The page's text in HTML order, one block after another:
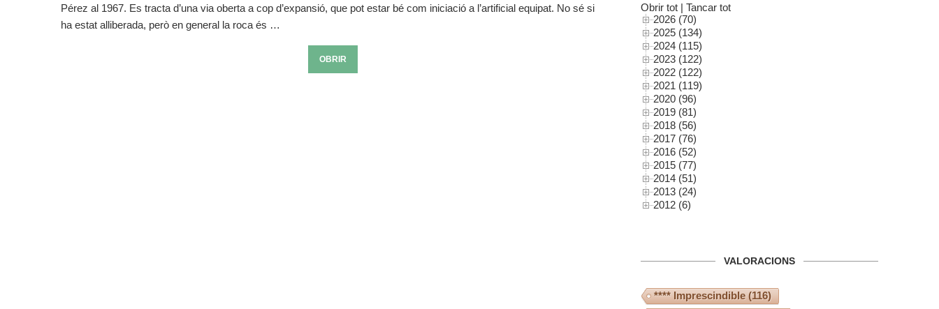
Pérez al 1967. Es tracta d’una via oberta a cop d’expansió, que pot estar bé com iniciació a l’artificial equipat. No sé si
ha estat alliberada, però en general la roca és …
OBRIR
Obrir tot | Tancar tot
2026 (70)
2025 (134)
2024 (115)
2023 (122)
2022 (122)
2021 (119)
2020 (96)
2019 (81)
2018 (56)
2017 (76)
2016 (52)
2015 (77)
2014 (51)
2013 (24)
2012 (6)
VALORACIONS
**** Imprescindible(116)